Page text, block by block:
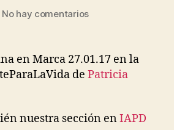
No hay comentarios
en Marca 27.01.17 en la
de Patricia
nuestra sección enIAPD